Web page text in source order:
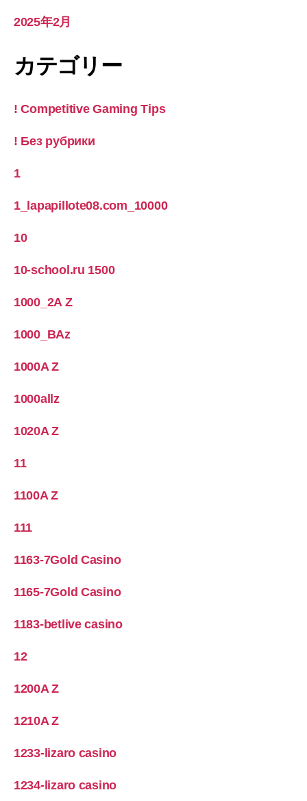
2025年2月
カテゴリー
! Competitive Gaming Tips
! Без рубрики
1
1_lapapillote08.com_10000
10
10-school.ru 1500
1000_2A Z
1000_BAz
1000A Z
1000allz
1020A Z
11
1100A Z
111
1163-7Gold Casino
1165-7Gold Casino
1183-betlive casino
12
1200A Z
1210A Z
1233-lizaro casino
1234-lizaro casino